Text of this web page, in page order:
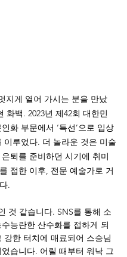
지게 열어 가시는 분을 만났
화백. 2023년 제42회 대한민
화 부문에서 ‘특선’으로 입상
이루었다. 더 놀라운 것은 미술
퇴를 준비하던 시기에 취미
접한 이후, 전문 예술가로 거
.
것 같습니다. SNS를 통해 소
능란한 산수화를 접하게 되
강한 터치에 매료되어 스승님
습니다. 어릴 때부터 워낙 그